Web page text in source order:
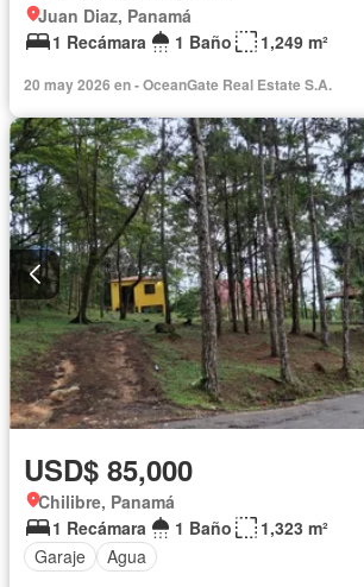
Juan Diaz, Panamá
1 Recámara
1 Baño 1,249 m²
20 may 2026 en - OceanGate Real Estate S.A.
USD$ 85,000
Chilibre, Panamá
1 Recámara
1 Baño
1,323 m²
Garaje
Agua